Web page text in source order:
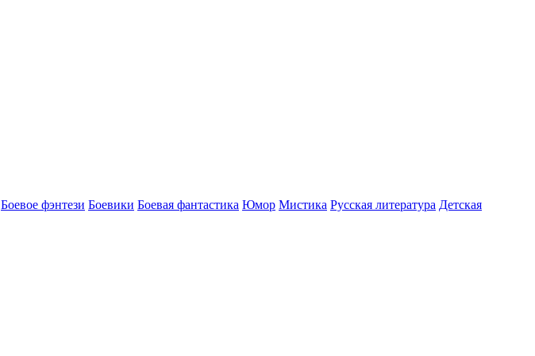
Боевое фэнтези Боевики Боевая фантастика Юмор Мистика Русская литература Детская